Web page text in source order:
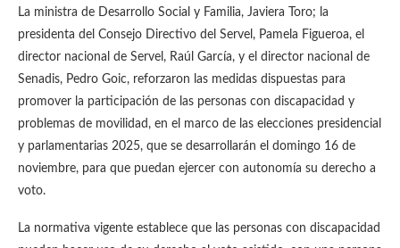
La ministra de Desarrollo Social y Familia, Javiera Toro; la
presidenta del Consejo Directivo del Servel, Pamela Figueroa, el
director nacional de Servel, Raúl García, y el director nacional de
Senadis, Pedro Goic, reforzaron las medidas dispuestas para
promover la participación de las personas con discapacidad y
problemas de movilidad, en el marco de las elecciones presidencial
y parlamentarias 2025, que se desarrollarán el domingo 16 de
noviembre, para que puedan ejercer con autonomía su derecho a
voto.
La normativa vigente establece que las personas con discapacidad